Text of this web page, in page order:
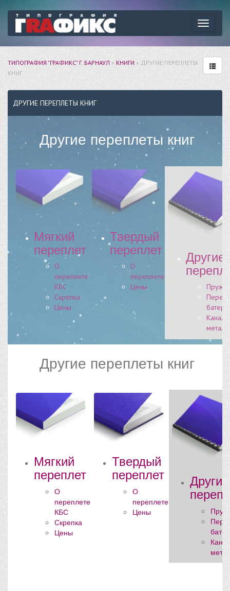
ТИПОГРАФИЯ "ГРАФИКС" Г. БАРНАУЛ»КНИГИ» ДРУГИЕ ПЕРЕПЛЕТЫ
КНИГ
ДРУГИЕ ПЕРЕПЛЕТЫ КНИГ
Другие переплеты книг
Мягкий
переплет
О
переплете
КБС
Скрепка
Цены
Твердый
переплет
О
переплете
Цены
Другие
Канал
Другие переплеты книг
Мягкий
переплет
О
переплете
КБС
Скрепка
Цены
Твердый
переплет
О
переплете
Цены
Другие